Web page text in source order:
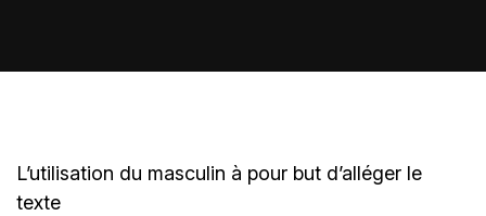
L’utilisation du masculin à pour but d’alléger le
texte